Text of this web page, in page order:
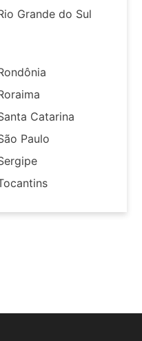
Grande do Sul
Catarina
Paulo